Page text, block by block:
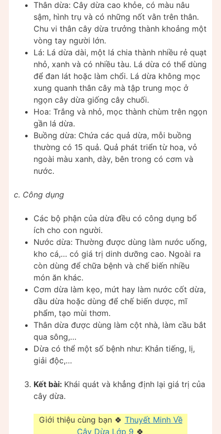
Thân dừa: Cây dừa cao khỏe, có màu nâu
sậm, hình trụ và có những nốt vằn trên thân.
Chu vi thân cây dừa trưởng thành khoảng một
vòng tay người lớn.
Lá: Lá dừa dài, một lá chia thành nhiều rẻ quạt
nhỏ, xanh và có nhiều tàu. Lá dừa có thể dùng
để đan lát hoặc làm chổi. Lá dừa không mọc
xung quanh thân cây mà tập trung mọc ở
ngọn cây dừa giống cây chuối.
Hoa: Trắng và nhỏ, mọc thành chùm trên ngọn
gần lá dừa.
Buồng dừa: Chứa các quả dừa, mỗi buồng
thường có 15 quả. Quả phát triển từ hoa, vỏ
ngoài màu xanh, dày, bên trong có cơm và
nước.
c. Công dụng
Các bộ phận của dừa đều có công dụng bổ
ích cho con người.
Nước dừa: Thường được dùng làm nước uống,
kho cá,… có giá trị dinh dưỡng cao. Ngoài ra
còn dùng để chữa bệnh và chế biến nhiều
món ăn khác.
Cơm dừa làm kẹo, mứt hay làm nước cốt dừa,
dầu dừa hoặc dùng để chế biến dược, mĩ
phẩm, tạo mùi thơm.
Thân dừa được dùng làm cột nhà, làm cầu bắt
qua sông,…
Dừa có thể một số bệnh như: Khản tiếng, lị,
giải độc,…
Kết bài: Khái quát và khẳng định lại giá trị của
cây dừa.
Giới thiệu cùng bạn 🍀 Thuyết Minh Về
Cây Dừa Lớp 9 🍀